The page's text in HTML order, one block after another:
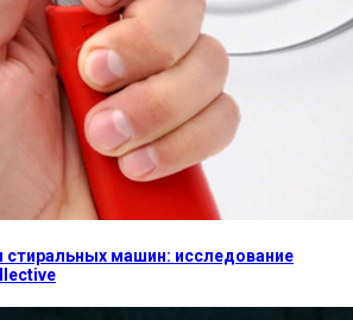
стиральных машин: исследование